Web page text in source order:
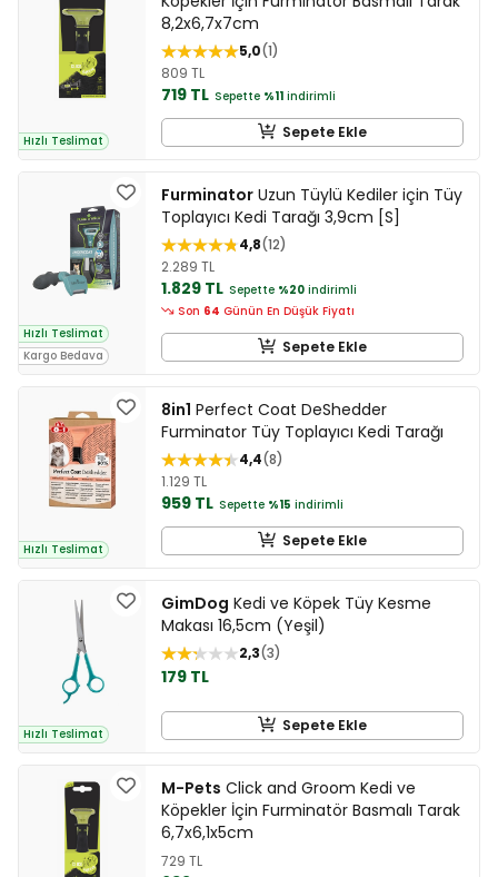
Hızlı Teslimat
8,2x6,7x7cm
5,0 1
809 TL
719 TL Sepette %11 indirimli
Sepete Ekle
Hızlı Teslimat
Kargo Bedava
Furminator Uzun Tüylü Kediler için Tüy
Toplayıcı Kedi Tarağı 3,9cm [S]
4,8 12
2.289 TL
1.829 TL Sepette %20 indirimli
Son 64 Günün En Düşük Fiyatı
Sepete Ekle
Hızlı Teslimat
8in1 Perfect Coat DeShedder
Furminator Tüy Toplayıcı Kedi Tarağı
4,4 8
1.129 TL
959 TL Sepette %15 indirimli
Sepete Ekle
Hızlı Teslimat
GimDog Kedi ve Köpek Tüy Kesme
Makası 16,5cm (Yeşil)
2,3 3
179 TL
Sepete Ekle
M-Pets Click and Groom Kedi ve
Köpekler İçin Furminatör Basmalı Tarak
6,7x6,1x5cm
729 TL